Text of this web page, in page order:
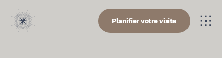
Planifier votre visite